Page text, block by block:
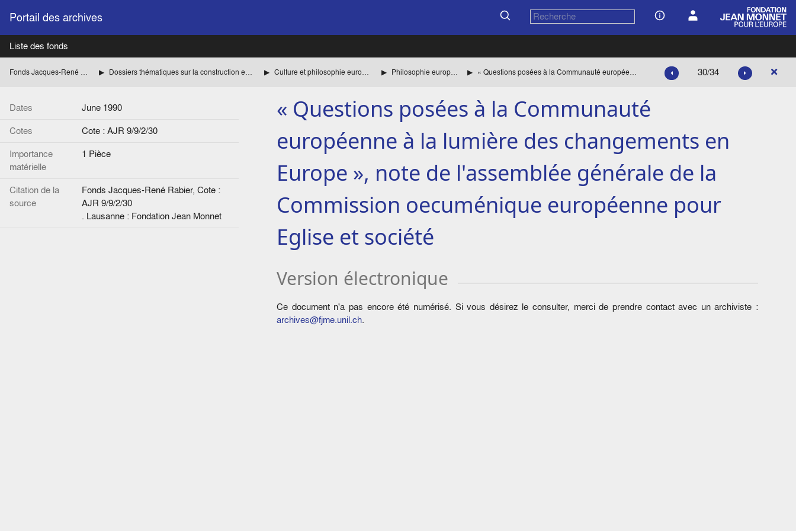
Portail des archives
Liste des fonds
Fonds Jacques-René Rabier Dossiers thématiques sur la construction européenne Culture et philosophie européennes Philosophie européenne « Questions posées à la Communauté européenne à la lumière des changements en Europe », note de l'assemblée générale de la Commission oecuménique européenne pour Eglise et société 30/34
Dates
June 1990
Cotes
Cote : AJR 9/9/2/30
Importance
matérielle
1 Pièce
Citation de la
source
Fonds Jacques-René Rabier, Cote :
AJR 9/9/2/30
. Lausanne : Fondation Jean Monnet
« Questions posées à la Communauté
européenne à la lumière des changements en
Europe », note de l'assemblée générale de la
Commission oecuménique européenne pour
Eglise et société
Version électronique
Ce document n'a pas encore été numérisé. Si vous désirez le consulter, merci de prendre contact avec un archiviste :
archives@fjme.unil.ch.